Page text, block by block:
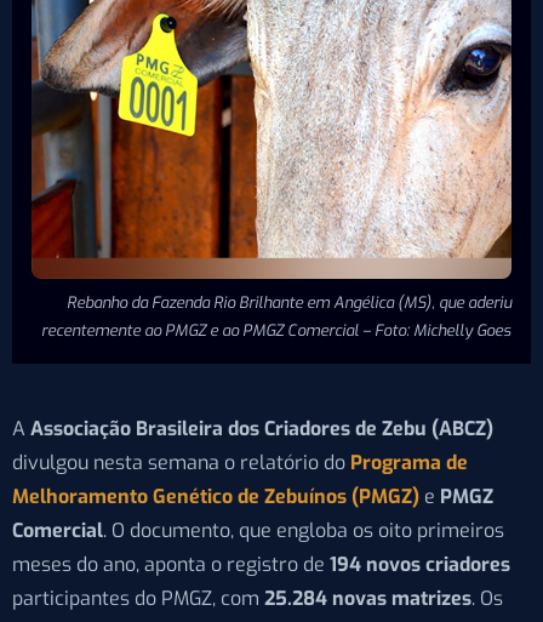
Rebanho da Fazenda Rio Brilhante em Angélica (MS), que aderiu
recentemente ao PMGZ e ao PMGZ Comercial – Foto: Michelly Goes
A Associação Brasileira dos Criadores de Zebu (ABCZ)
divulgou nesta semana o relatório do Programa de
Melhoramento Genético de Zebuínos (PMGZ) e PMGZ
Comercial. O documento, que engloba os oito primeiros
meses do ano, aponta o registro de 194 novos criadores
participantes do PMGZ, com 25.284 novas matrizes. Os